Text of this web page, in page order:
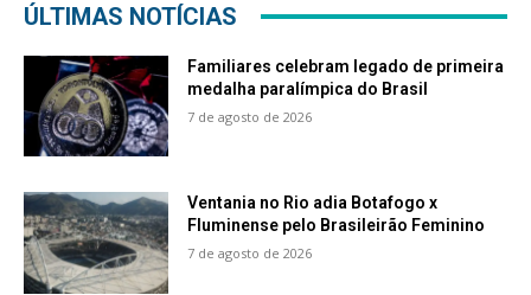
ÚLTIMAS NOTÍCIAS
Familiares celebram legado de primeira
medalha paralímpica do Brasil
7 de agosto de 2026
Ventania no Rio adia Botafogo x
Fluminense pelo Brasileirão Feminino
7 de agosto de 2026